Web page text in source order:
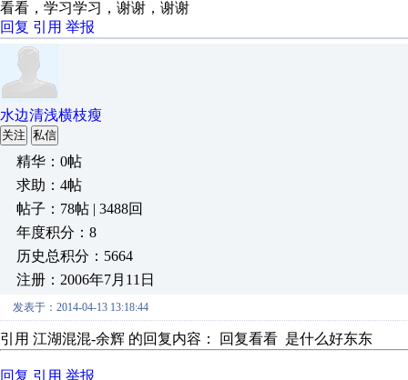
看看，学习学习，谢谢，谢谢
回复 引用 举报
水边清浅横枝瘦
关注 私信
精华：0帖
求助：4帖
帖子：78帖 | 3488回
年度积分：8
历史总积分：5664
注册：2006年7月11日
发表于：2014-04-13 13:18:44
引用 江湖混混-余辉 的回复内容： 回复看看 是什么好东东
回复 引用 举报